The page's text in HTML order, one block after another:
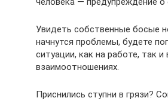
Увидеть собственные босые
начнутся проблемы, будете
ситуации, как на работе, так и
взаимоотношениях.
Приснились ступни в грязи?